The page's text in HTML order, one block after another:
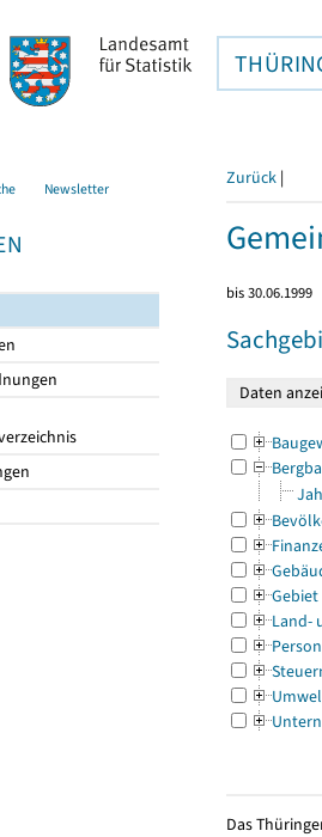
Newsletter Zurück |
bis 30.06.1999
Gebiet
Land-
Das